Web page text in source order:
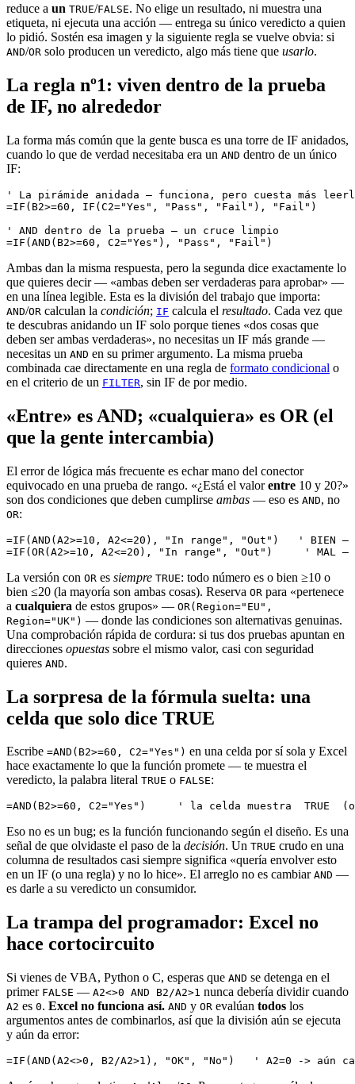
reduce a un TRUE/FALSE. No elige un resultado, ni muestra una
etiqueta, ni ejecuta una acción — entrega su único veredicto a quien
lo pidió. Sostén esa imagen y la siguiente regla se vuelve obvia: si
AND/OR solo producen un veredicto, algo más tiene que usarlo.
La regla nº1: viven dentro de la prueba
de IF, no alrededor
La forma más común que la gente busca es una torre de IF anidados,
cuando lo que de verdad necesitaba era un AND dentro de un único
IF:
' La pirámide anidada — funciona, pero cuesta más
=IF(B2>=60, IF(C2="Yes", "Pass", "Fail"), "Fail")
' AND dentro de la prueba — un cruce limpio
Ambas dan la misma respuesta, pero la segunda dice exactamente lo
que quieres decir — «ambas deben ser verdaderas para aprobar» —
en una línea legible. Esta es la división del trabajo que importa:
AND/OR calculan la condición; IF calcula el resultado. Cada vez que
te descubras anidando un IF solo porque tienes «dos cosas que
deben ser ambas verdaderas», no necesitas un IF más grande —
necesitas un AND en su primer argumento. La misma prueba
combinada cae directamente en una regla de formato condicional o
en el criterio de un FILTER, sin IF de por medio.
«Entre» es AND; «cualquiera» es OR (el
que la gente intercambia)
El error de lógica más frecuente es echar mano del conector
equivocado en una prueba de rango. «¿Está el valorentre 10 y 20?»
son dos condiciones que deben cumplirse ambas — eso es AND, no
OR:
=IF(AND(A2>=10, A2<=20), "In range", "Out")   ' BIEN —
La versión con OR es siempre TRUE: todo número es o bien ≥10 o
bien ≤20 (la mayoría son ambas cosas). Reserva OR para «pertenece
a cualquiera de estos grupos» — OR(Region="EU",
Region="UK") — donde las condiciones son alternativas genuinas.
Una comprobación rápida de cordura: si tus dos pruebas apuntan en
direcciones opuestas sobre el mismo valor, casi con seguridad
quieres AND.
La sorpresa de la fórmula suelta: una
celda que solo dice TRUE
Escribe =AND(B2>=60, C2="Yes") en una celda por sí sola y Excel
hace exactamente lo que la función promete — te muestra el
veredicto, la palabra literal TRUE o FALSE:
Eso no es un bug; es la función funcionando según el diseño. Es una
señal de que olvidaste el paso de la decisión. Un TRUE crudo en una
columna de resultados casi siempre significa «quería envolver esto
en un IF (o una regla) y no lo hice». El arreglo no es cambiar AND —
es darle a su veredicto un consumidor.
La trampa del programador: Excel no
hace cortocircuito
Si vienes de VBA, Python o C, esperas que AND se detenga en el
primer FALSE — A2<>0 AND B2/A2>1 nunca debería dividir cuando
A2 es 0. Excel no funciona así. AND y OR evalúan todos los
argumentos antes de combinarlos, así que la división aún se ejecuta
y aún da error: